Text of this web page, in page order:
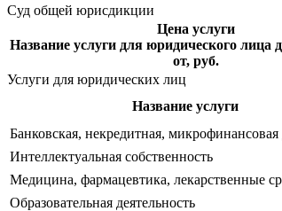
Суд общей юрисдикции
Название услуги
Цена услуги
для юридического лица
от, руб.
Услуги для юридических лиц
Название услуги
Банковская, некредитная, микрофинансовая
Интеллектуальная собственность
Медицина, фармацевтика, лекарственные
Образовательная деятельность